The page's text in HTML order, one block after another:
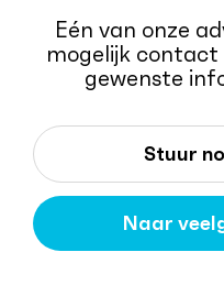
Eén van onze
mogelijk
gewenste
Stuur
Naar